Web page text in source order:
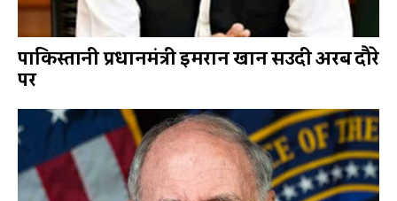
पाकिस्तानी प्रधानमंत्री इमरान खान सउदी अरब दौरे
पर